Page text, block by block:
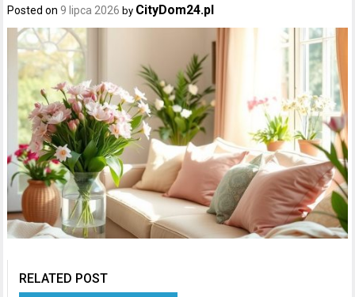
Posted on9 lipca 2026 by CityDom24.pl
RELATED POST